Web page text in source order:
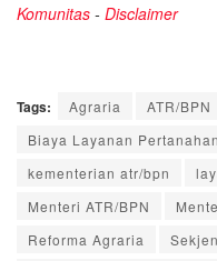
Komunitas - Disclaimer
Tags: Agraria ATR/BPN
Biaya Layanan Pertanahan
kementerian atr/bpn
Menteri ATR/BPN
Reforma Agraria